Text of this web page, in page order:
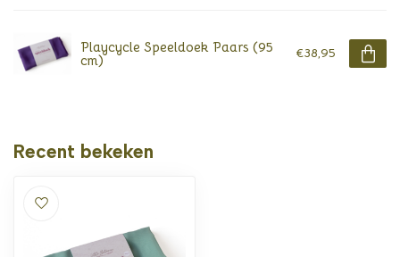
Playcycle Speeldoek Paars (95
cm) €38,95
Recent bekeken